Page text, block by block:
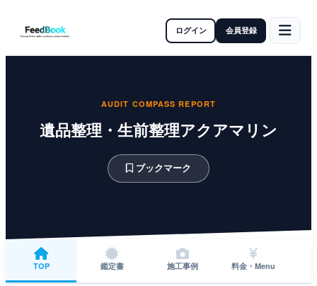
ログイン 会員登録
AUDIT COMPASS REPORT
遺品整理・生前整理アクアマリン
ブックマーク
TOP 鑑定書 施工事例 料金・Menu